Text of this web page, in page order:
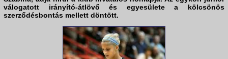
válogatott irányító-átlövő és egyesülete a kölcsönös
szerződésbontás mellett döntött.